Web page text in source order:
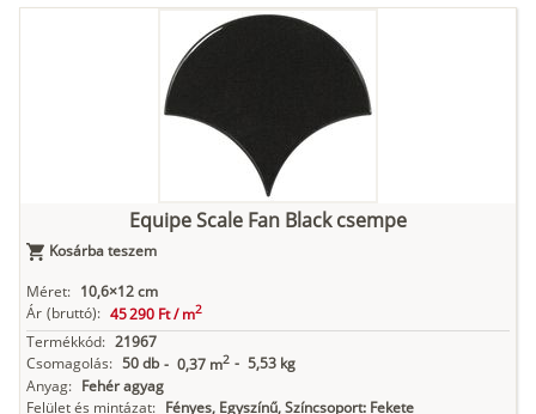
Equipe Scale Fan Black csempe
Kosárba teszem
Méret: 10,6×12 cm
Ár (bruttó): 45 290 Ft /m2
Termékkód: 21967
Csomagolás: 50 db - 0,37 m2 - 5,53 kg
Anyag: Fehér agyag
Felület és mintázat: Fényes, Egyszínű, Színcsoport: Fekete